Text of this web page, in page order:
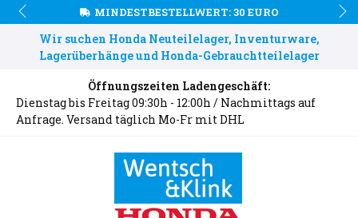
MINDESTBESTELLWERT: 30 EURO
Wir suchen Honda Neuteilelager, Inventurware,
Lagerüberhänge und Honda-Gebrauchtteilelager
Öffnungszeiten Ladengeschäft:
Dienstag bis Freitag 09:30h - 12:00h / Nachmittags auf
Anfrage. Versand täglich Mo-Fr mit DHL